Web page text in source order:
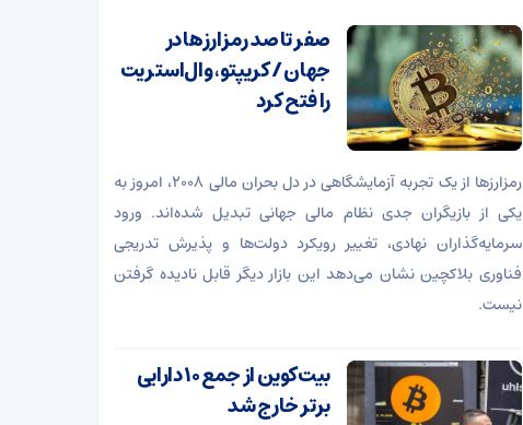
صفر تا صد رمزارزها در
جهان / کریپتو، وال‌استریت
را فتح کرد
رمزارزها از یک تجربه آزمایشگاهی در دل بحران مالی ۲۰۰۸، امروز به
یکی از بازیگران جدی نظام مالی جهانی تبدیل شده‌اند. ورود
سرمایه‌گذاران نهادی، تغییر رویکرد دولت‌ها و پذیرش تدریجی
فناوری بلاکچین نشان می‌دهد این بازار دیگر قابل نادیده گرفتن
نیست.
بیت‌کوین از جمع ۱۰ دارایی
برتر خارج شد